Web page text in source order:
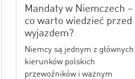
Mandaty w Niemczech –
co warto wiedzieć przed
wyjazdem?
Niemcy są jednym z głównych
kierunków polskich
przewoźników i ważnym